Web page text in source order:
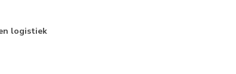
logistiek